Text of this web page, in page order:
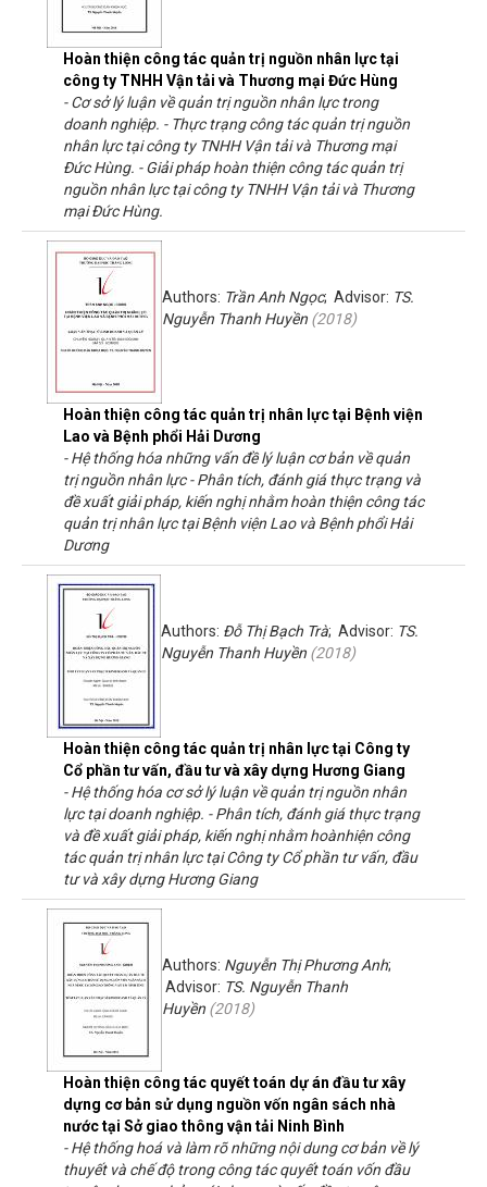
Hoàn thiện công tác quản trị nguồn nhân lực tại
công ty TNHH Vận tải và Thương mại Đức Hùng
- Cơ sở lý luận về quản trị nguồn nhân lực trong
doanh nghiệp. - Thực trạng công tác quản trị nguồn
nhân lực tại công ty TNHH Vận tải và Thương mại
Đức Hùng. - Giải pháp hoàn thiện công tác quản trị
nguồn nhân lực tại công ty TNHH Vận tải và Thương
mại Đức Hùng.
Hoàn thiện công tác quản trị nhân lực tại Bệnh viện
Lao và Bệnh phổi Hải Dương
Authors: Trần Anh Ngọc; Advisor: TS.
Nguyễn Thanh Huyền (2018)
- Hệ thống hóa những vấn đề lý luận cơ bản về quản
trị nguồn nhân lực - Phân tích, đánh giá thực trạng và
đề xuất giải pháp, kiến nghị nhằm hoàn thiện công tác
quản trị nhân lực tại Bệnh viện Lao và Bệnh phổi Hải
Dương
Hoàn thiện công tác quản trị nhân lực tại Công ty
Cổ phần tư vấn, đầu tư và xây dựng Hương Giang
Authors: Đỗ Thị Bạch Trà; Advisor: TS.
Nguyễn Thanh Huyền (2018)
- Hệ thống hóa cơ sở lý luận về quản trị nguồn nhân
lực tại doanh nghiệp. - Phân tích, đánh giá thực trạng
và đề xuất giải pháp, kiến nghị nhằm hoànhiện công
tác quản trị nhân lực tại Công ty Cổ phần tư vấn, đầu
tư và xây dựng Hương Giang
Hoàn thiện công tác quyết toán dự án đầu tư xây
dựng cơ bản sử dụng nguồn vốn ngân sách nhà
nước tại Sở giao thông vận tải Ninh Bình
Authors: Nguyễn Thị Phương Anh;
Advisor: TS. Nguyễn Thanh
Huyền (2018)
- Hệ thống hoá và làm rõ những nội dung cơ bản về lý
thuyết và chế độ trong công tác quyết toán vốn đầu